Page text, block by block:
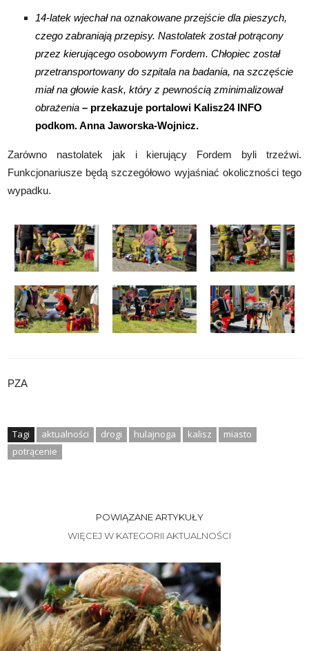
14-latek wjechał na oznakowane przejście dla pieszych,
czego zabraniają przepisy. Nastolatek został potrącony
przez kierującego osobowym Fordem. Chłopiec został
przetransportowany do szpitala na badania, na szczęście
miał na głowie kask, który z pewnością zminimalizował
obrażenia – przekazuje portalowi Kalisz24 INFO
podkom. Anna Jaworska-Wojnicz.
Zarówno nastolatek jak i kierujący Fordem byli trzeźwi.
Funkcjonariusze będą szczegółowo wyjaśniać okoliczności tego
wypadku.
PZA
Tagi aktualności drogi hulajnoga kalisz
miasto
potrącenie
POWIĄZANE ARTYKUŁY
WIĘCEJ W KATEGORII AKTUALNOŚCI